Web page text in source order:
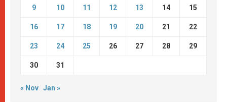
9 10 11 12 13 14 15
16 17 18 19 20 21 22
23 24 25 26 27 28 29
30 31
« Nov Jan »